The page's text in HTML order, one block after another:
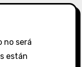
no será
están